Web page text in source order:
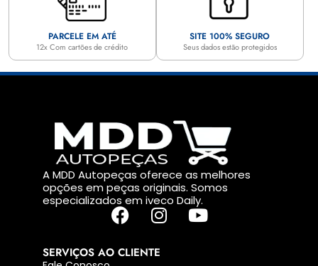
PARCELE EM ATÉ
12x Com cartões de crédito
SITE 100% SEGURO
Seus dados estão protegidos
A MDD Autopeças oferece as melhores
opções em peças originais. Somos
especializados em iveco Daily.
SERVIÇOS AO CLIENTE